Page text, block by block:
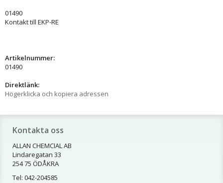
01490
Kontakt till EKP-RE
Artikelnummer:
01490
Direktlänk:
Högerklicka och kopiera adressen
Kontakta oss
ALLAN CHEMCIAL AB
Lindaregatan 33
254 75 ÖDÅKRA
Tel: 042-204585